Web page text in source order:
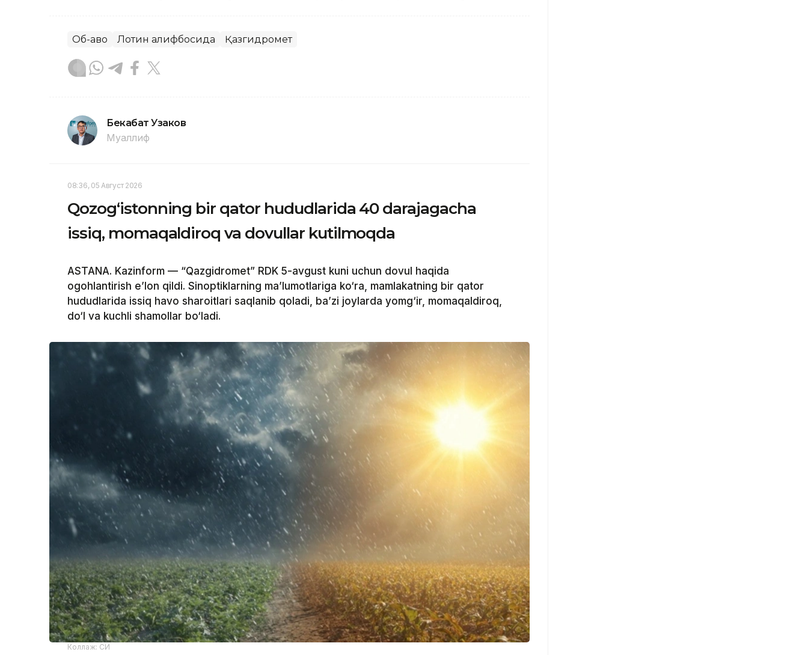
Об-ҳаво Лотин алифбосида Қазгидромет
Бекабат Узаков
Муаллиф
08:36, 05 Август 2026
Qozog‘istonning bir qator hududlarida 40 darajagacha
issiq, momaqaldiroq va dovullar kutilmoqda
ASTANA. Kazinform — “Qazgidromet” RDK 5-avgust kuni uchun dovul haqida
ogohlantirish e’lon qildi. Sinoptiklarning ma’lumotlariga ko‘ra, mamlakatning bir qator
hududlarida issiq havo sharoitlari saqlanib qoladi, ba’zi joylarda yomg‘ir, momaqaldiroq,
do‘l va kuchli shamollar bo‘ladi.
Коллаж: СИ